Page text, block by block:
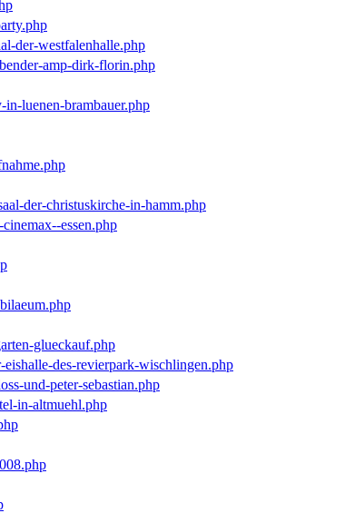
der-westfalenhalle.php
amp-dirk-florin.php
luenen-brambauer.php
der-christuskirche-in-hamm.php
essen.php
glueckauf.php
des-revierpark-wischlingen.php
und-peter-sebastian.php
in-altmuehl.php